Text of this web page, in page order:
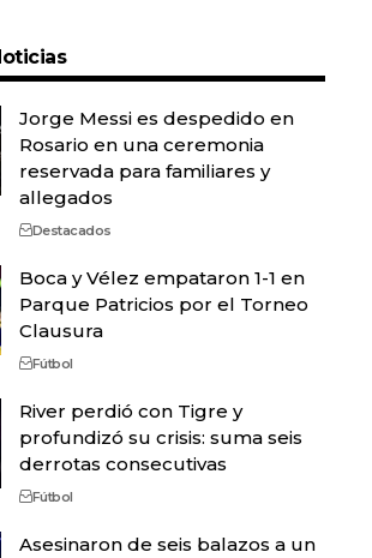
Jorge Messi es despedido en
Rosario en una ceremonia
reservada para familiares y
allegados
Destacados
Boca y Vélez empataron 1-1 en
Parque Patricios por el Torneo
Clausura
Fútbol
River perdió con Tigre y
profundizó su crisis: suma seis
derrotas consecutivas
Fútbol
Asesinaron de seis balazos a un